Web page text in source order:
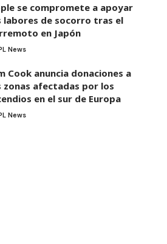
se compromete a apoyar
labores de socorro tras el
en Japón
News
Cook anuncia donaciones a
zonas afectadas por los
en el sur de Europa
News